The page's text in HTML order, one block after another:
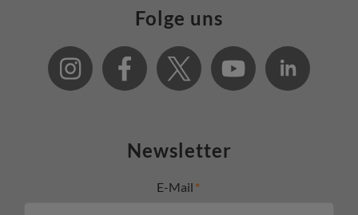
Folge uns
Newsletter
E-Mail